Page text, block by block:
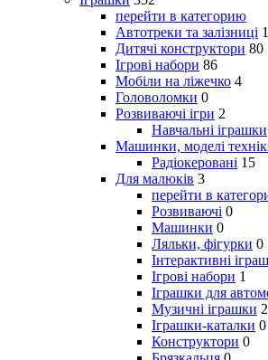
перейти в категорию
Автотреки та залізниці
Дитячі конструктори 80
Ігрові набори 86
Мобіли на ліжечко 4
Головоломки 0
Розвиваючі ігри 2
Навчальні іграшки
Машинки, моделі
Радіокеровані 15
Для малюків 3
перейти в
Розвиваючі 0
Машинки 0
Ляльки, фігурки 0
Інтерактивні
Ігрові набори 1
Іграшки для
Музичні іграшки 2
Іграшки-каталки 0
Конструктори 0